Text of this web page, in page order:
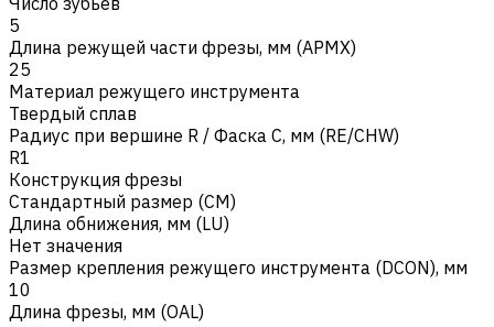
5
Длина режущей части фрезы, мм (APMX)
25
Материал режущего инструмента
Твердый сплав
Радиус при вершине R / Фаска C, мм (RE/CHW)
R1
Конструкция фрезы
Стандартный размер (CM)
Длина обнижения, мм (LU)
Нет значения
Размер крепления режущего инструмента (DCON), мм
10
Длина фрезы, мм (OAL)